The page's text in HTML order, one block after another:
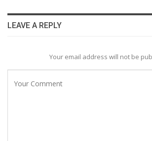
LEAVE A REPLY
Your email address will not be